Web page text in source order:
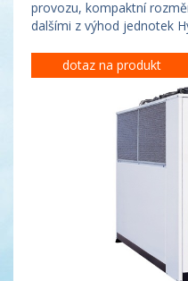
provozu, kompaktní
dalšími z výhod jednotek
dotaz na produkt